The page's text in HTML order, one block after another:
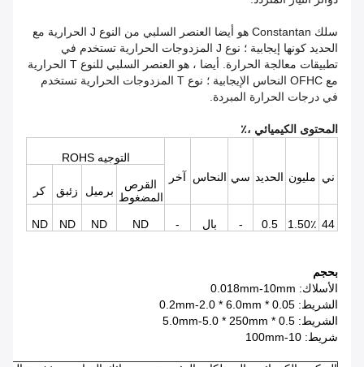
سلك Constantan هو أيضا العنصر السلبي من النوع J الحرارية مع
الحديد كونها إيجابية ؛
نوع J المزدوجات الحرارية تستخدم في
تطبيقات معالجة الحرارة.
أيضا ، هو العنصر السلبي للنوع T الحرارية
مع OFHC النحاس الإيجابية ؛
نوع T المزدوجات الحرارية تستخدم
في درجات الحرارة المبردة.
المحتوى الكيميائي ،٪
ني مليون الحديد سي النحاس آخر
التوجيه ROHS
القرص
المضغوط برميل زئبق كر
44 1.50٪ 0.5
- بال -
ND
ND
ND
ND
بحجم
الأسلاك: 0.018mm-10mm
الشريط: 0.05 * 0.2mm-2.0 * 6.0mm
الشريط: 0.5 * 5.0mm-5.0 * 250mm
شريط: 10-100mm